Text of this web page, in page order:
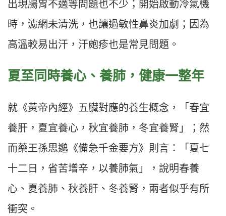
出現腸胃不適等問題也不少；開始啟動冷氣機
時，濾網未清洗，也讓過敏性鼻炎加劇；因為
高溫較易出汗，汗皰疹也是常見問題。
夏至同時養心、養肺，健康一整年
就《黃帝內經》五臟對應的養生概念，「春宜
養肝，夏宜養心，秋宜養肺，冬宜養腎」；然
而藥王孫思邈《備急千金要方》則言：「夏七
十二日，省苦增辛，以養肺氣」，說明春養
心、夏養肺、秋養肝、冬養腎，兩者似乎有所
衝突。